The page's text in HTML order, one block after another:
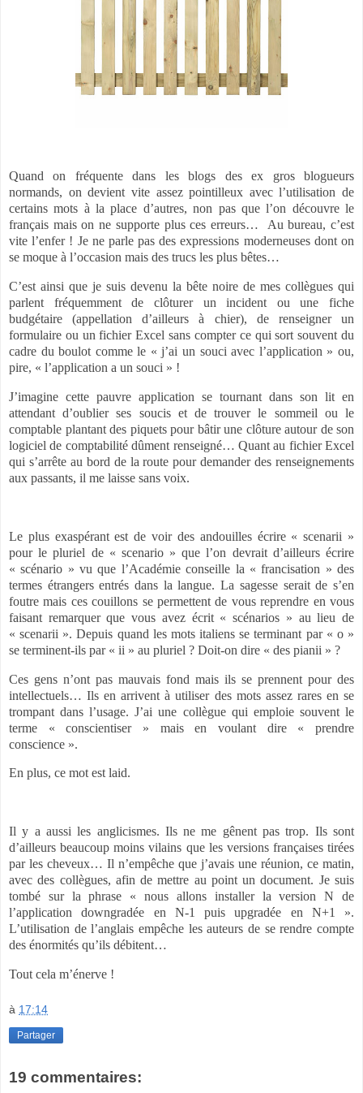
Quand on fréquente dans les blogs des ex gros blogueurs
normands, on devient vite assez pointilleux avec l’utilisation de
certains mots à la place d’autres, non pas que l’on découvre le
français mais on ne supporte plus ces erreurs…
Au bureau, c’est
vite l’enfer ! Je ne parle pas des expressions moderneuses dont on
se moque à l’occasion mais des trucs les plus bêtes…
C’est ainsi que je suis devenu la bête noire de mes collègues qui
parlent fréquemment de clôturer un incident ou une fiche
budgétaire (appellation d’ailleurs à chier), de renseigner un
formulaire ou un fichier Excel sans compter ce qui sort souvent du
cadre du boulot comme le « j’ai un souci avec l’application » ou,
pire, « l’application a un souci » !
J’imagine cette pauvre application se tournant dans son lit en
attendant d’oublier ses soucis et de trouver le sommeil ou le
comptable plantant des piquets pour bâtir une clôture autour de son
logiciel de comptabilité dûment renseigné… Quant au fichier Excel
qui s’arrête au bord de la route pour demander des renseignements
aux passants, il me laisse sans voix.
Le plus exaspérant est de voir des andouilles écrire « scenarii »
pour le pluriel de « scenario » que l’on devrait d’ailleurs écrire
« scénario » vu que l’Académie conseille la « francisation » des
termes étrangers entrés dans la langue. La sagesse serait de s’en
foutre mais ces couillons se permettent de vous reprendre en vous
faisant remarquer que vous avez écrit « scénarios » au lieu de
« scenarii ». Depuis quand les mots italiens se terminant par « o »
se terminent-ils par « ii » au pluriel ? Doit-on dire « des pianii » ?
Ces gens n’ont pas mauvais fond mais ils se prennent pour des
intellectuels… Ils en arrivent à utiliser des mots assez rares en se
trompant dans l’usage. J’ai une collègue qui emploie souvent le
terme « conscientiser » mais en voulant dire « prendre
conscience ».
En plus, ce mot est laid.
Il y a aussi les anglicismes. Ils ne me gênent pas trop. Ils sont
d’ailleurs beaucoup moins vilains que les versions françaises tirées
par les cheveux… Il n’empêche que j’avais une réunion, ce matin,
avec des collègues, afin de mettre au point un document. Je suis
tombé sur la phrase « nous allons installer la version N de
l’application downgradée en N-1 puis upgradée en N+1 ».
L’utilisation de l’anglais empêche les auteurs de se rendre compte
des énormités qu’ils débitent…
Tout cela m’énerve !
à 17:14
Partager
19 commentaires: